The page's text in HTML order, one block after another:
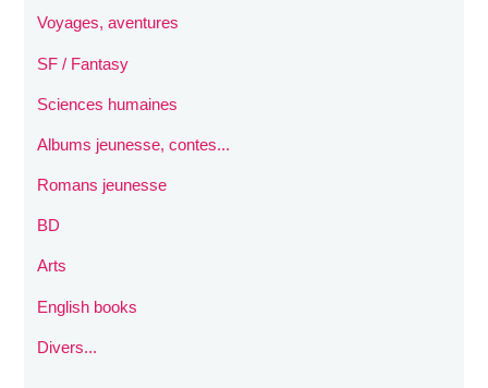
Voyages, aventures
SF / Fantasy
Sciences humaines
Albums jeunesse, contes...
Romans jeunesse
BD
Arts
English books
Divers...